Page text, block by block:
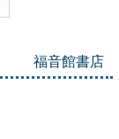
福音館書店